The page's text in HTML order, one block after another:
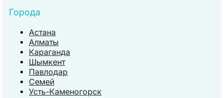
Города
Астана
Алматы
Караганда
Шымкент
Павлодар
Семей
Усть-Каменогорск